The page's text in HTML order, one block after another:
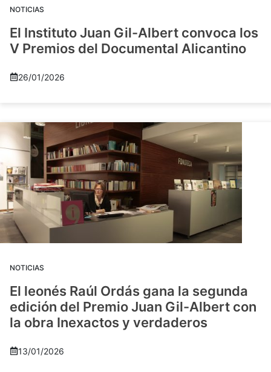
NOTICIAS
El Instituto Juan Gil-Albert convoca los
V Premios del Documental Alicantino
26/01/2026
NOTICIAS
El leonés Raúl Ordás gana la segunda
edición del Premio Juan Gil-Albert con
la obra Inexactos y verdaderos
13/01/2026